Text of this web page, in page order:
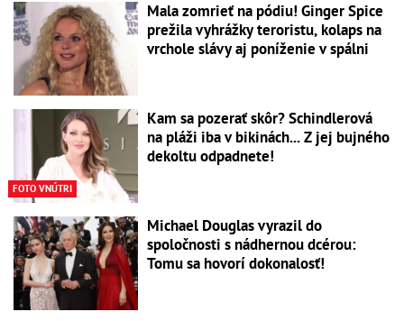
Mala zomrieť na pódiu! Ginger Spice
prežila vyhrážky teroristu, kolaps na
vrchole slávy aj poníženie v spálni
FOTO VNÚTRI
Kam sa pozerať skôr? Schindlerová
na pláži iba v bikinách... Z jej bujného
dekoltu odpadnete!
Michael Douglas vyrazil do
spoločnosti s nádhernou dcérou:
Tomu sa hovorí dokonalosť!